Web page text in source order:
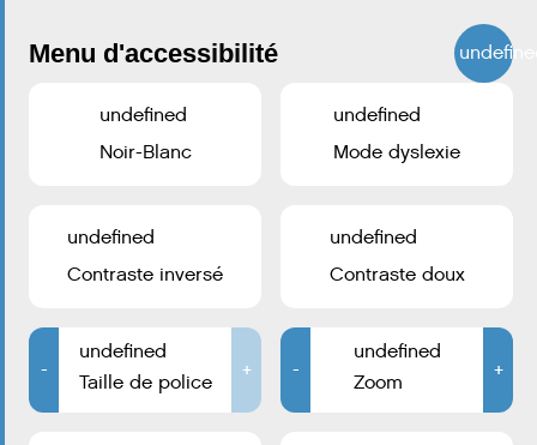
CONTACTEZ LA VILLE D’ESCH
Menu d'accessibilité
undefined
Noir-Blanc
undefined
Mode dyslexie
undefined
Contraste inversé
undefined
Contraste doux
-
undefined
Taille de police
+ -
undefined
Zoom
+